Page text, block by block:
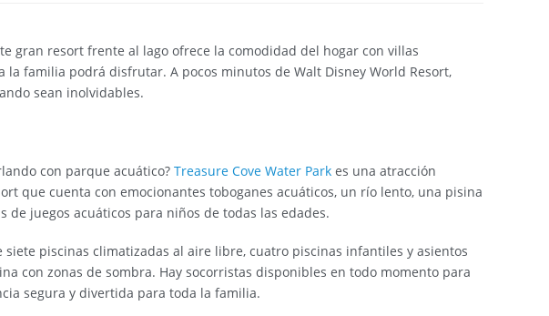
gran resort frente al lago ofrece la comodidad del hogar con villas
familia podrá disfrutar. A pocos minutos de Walt Disney World Resort,
sean inolvidables.
con parque acuático? Treasure Cove Water Park es una atracción
que cuenta con emocionantes toboganes acuáticos, un río lento, una pisina
de juegos acuáticos para niños de todas las edades.
siete piscinas climatizadas al aire libre, cuatro piscinas infantiles y asientos
con zonas de sombra. Hay socorristas disponibles en todo momento para
segura y divertida para toda la familia.